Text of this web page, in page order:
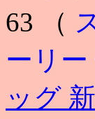
63 （
ーリ
ッグ